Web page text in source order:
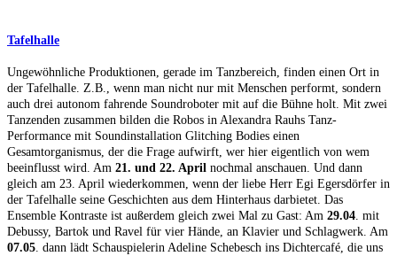
Tafelhalle
Ungewöhnliche Produktionen, gerade im Tanzbereich, finden einen Ort in
der Tafelhalle. Z.B., wenn man nicht nur mit Menschen performt, sondern
auch drei autonom fahrende Soundroboter mit auf die Bühne holt. Mit zwei
Tanzenden zusammen bilden die Robos in Alexandra Rauhs Tanz-
Performance mit Soundinstallation Glitching Bodies einen
Gesamtorganismus, der die Frage aufwirft, wer hier eigentlich von wem
beeinflusst wird. Am 21. und 22. April nochmal anschauen. Und dann
gleich am 23. April wiederkommen, wenn der liebe Herr Egi Egersdörfer in
der Tafelhalle seine Geschichten aus dem Hinterhaus darbietet. Das
Ensemble Kontraste ist außerdem gleich zwei Mal zu Gast: Am 29.04. mit
Debussy, Bartok und Ravel für vier Hände, an Klavier und Schlagwerk. Am
07.05. dann lädt Schauspielerin Adeline Schebesch ins Dichtercafé, die uns